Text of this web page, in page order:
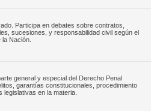
Participa en debates sobre contratos,
sucesiones, y responsabilidad civil según el
Nación.
general y especial del Derecho Penal
garantías constitucionales, procedimiento
legislativas en la materia.